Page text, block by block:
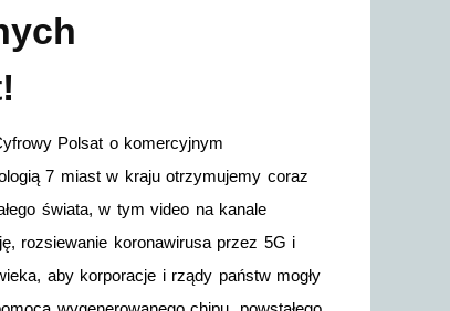
Polsat o komercyjnym
7 miast w kraju otrzymujemy coraz
świata, w tym video na kanale
rozsiewanie koronawirusa przez 5G i
aby korporacje i rządy państw mogły